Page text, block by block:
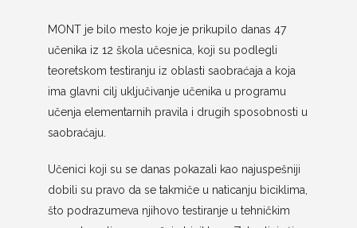
MONT je bilo mesto koje je prikupilo danas 47
učenika iz 12 škola učesnica, koji su podlegli
teoretskom testiranju iz oblasti saobraćaja a koja
ima glavni cilj uključivanje učenika u programu
učenja elementarnih pravila i drugih sposobnosti u
saobraćaju.
Učenici koji su se danas pokazali kao najuspešniji
dobili su pravo da se takmiče u naticanju biciklima,
što podrazumeva njihovo testiranje u tehničkim